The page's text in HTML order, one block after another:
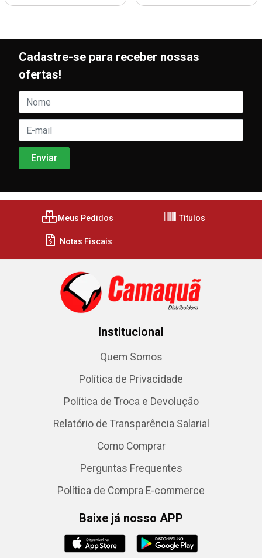
Cadastre-se para receber nossas
ofertas!
Meus Pedidos Títulos
Notas Fiscais
Institucional
Quem Somos
Política de Privacidade
Política de Troca e Devolução
Relatório de Transparência Salarial
Como Comprar
Perguntas Frequentes
Política de Compra E-commerce
Baixe já nosso APP